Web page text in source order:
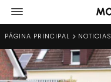
PÁGINA PRINCIPAL NOTICIAS